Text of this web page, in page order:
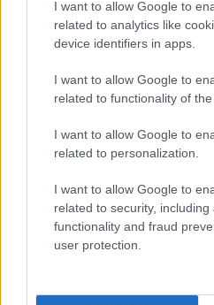
I want to allow Google to
related to analytics like
device identifiers in apps.
I want to allow Google to
related to functionality of
I want to allow Google to
related to personalization.
I want to allow Google to
related to security, including
functionality and fraud
user protection.
München-Prága
Csehország fővárosa,
rendelkezik és történelme
villamoshálózata, metrója